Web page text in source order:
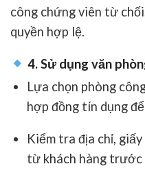
công chứng viên từ
quyền hợp lệ.
4. Sử dụng văn
Lựa chọn phòng
hợp đồng tín dụngđể
Kiểm tra địa chỉ,
từ khách hàng trước